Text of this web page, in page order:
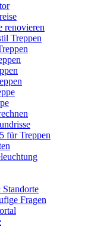
renovieren
Treppen
für Treppen
Fragen